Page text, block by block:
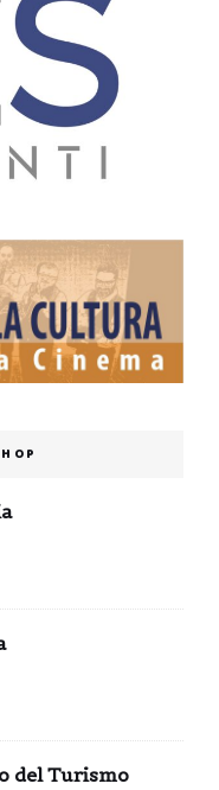
del Turismo